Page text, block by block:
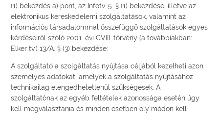
(1) bekezdés a) pont, az Infotv. 5. § (1) bekezdése, illetve az
elektronikus kereskedelemi szolgáltatások, valamint az
információs társadalommal összefüggő szolgáltatások egyes
kérdéseiről szóló 2001. évi CVIII. törvény (a továbbiakban:
Elker tv.) 13/A. § (3) bekezdése:
A szolgáltató a szolgáltatás nyújtása céljából kezelheti azon
személyes adatokat, amelyek a szolgáltatás nyújtásához
technikailag elengedhetetlenül szükségesek. A
szolgáltatónak az egyéb feltételek azonossága esetén úgy
kell megválasztania és minden esetben oly módon kell